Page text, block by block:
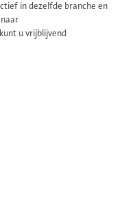
in dezelfde branche en
u vrijblijvend